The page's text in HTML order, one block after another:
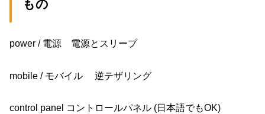
もの
power / 電源 電源とスリープ
mobile / モバイル 逆テザリング
control panel コントロールパネル (日本語でもOK)